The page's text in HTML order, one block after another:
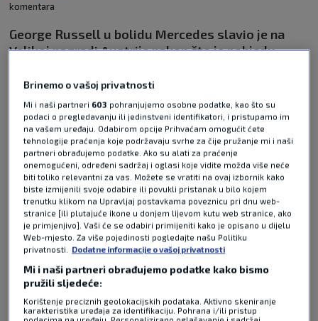
komentara
George Russell u bolidu Mercedes slavio je na
Velikoj nagradi Austrije nakon što je pobjedu
dramatičnim kvalifikacijama.
Pošalji odgovor
Brinemo o vašoj privatnosti
Mi i naši partneri 603 pohranjujemo osobne podatke, kao što su
podaci o pregledavanju ili jedinstveni identifikatori, i pristupamo im
na vašem uređaju. Odabirom opcije Prihvaćam omogućit ćete
tehnologije praćenja koje podržavaju svrhe za čije pružanje mi i naši
partneri obrađujemo podatke. Ako su alati za praćenje
onemogućeni, određeni sadržaj i oglasi koje vidite možda više neće
biti toliko relevantni za vas. Možete se vratiti na ovaj izbornik kako
biste izmijenili svoje odabire ili povukli pristanak u bilo kojem
trenutku klikom na Upravljaj postavkama poveznicu pri dnu web-
stranice [ili plutajuće ikone u donjem lijevom kutu web stranice, ako
je primjenjivo]. Vaši će se odabiri primijeniti kako je opisano u dijelu
Web-mjesto. Za više pojedinosti pogledajte našu Politiku
privatnosti.
Dodatne informacije o vašoj privatnosti
Mi i naši partneri obrađujemo podatke kako bismo
pružili sljedeće:
Korištenje preciznih geolokacijskih podataka. Aktivno skeniranje
karakteristika uređaja za identifikaciju. Pohrana i/ili pristup